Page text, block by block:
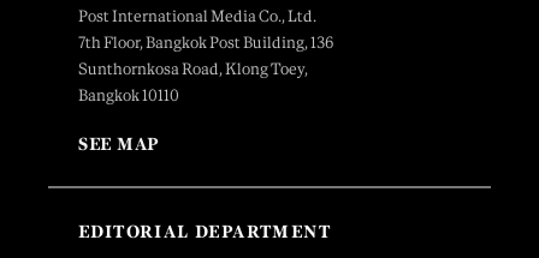
Post International Media Co., Ltd.
7th Floor, Bangkok Post Building, 136
Sunthornkosa Road, Klong Toey,
Bangkok 10110
SEE MAP
EDITORIAL DEPARTMENT